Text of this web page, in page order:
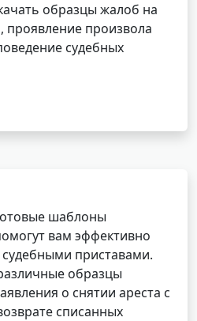
образцы жалоб на
проявление произвола
судебных
шаблоны
вам эффективно
приставами.
образцы
о снятии ареста с
списанных